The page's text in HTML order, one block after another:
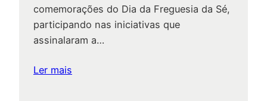
t
i
v
s
comemorações do Dia da Freguesia da Sé,
participando nas iniciativas que
assinalaram a…
Ler mais